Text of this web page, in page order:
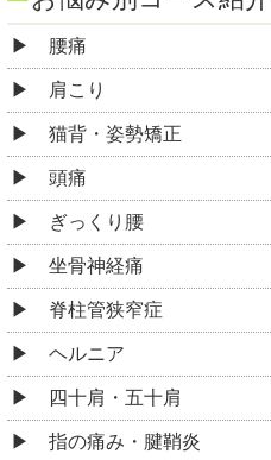
腰痛
肩こり
猫背・姿勢矯正
頭痛
ぎっくり腰
坐骨神経痛
脊柱管狭窄症
ヘルニア
四十肩・五十肩
指の痛み・腱鞘炎